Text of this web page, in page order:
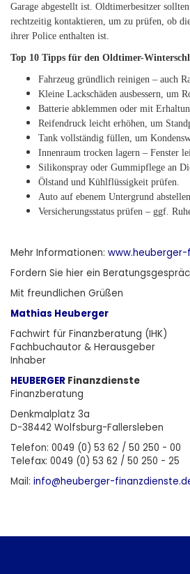
Garage abgestellt ist. Oldtimerbesitzer
rechtzeitig kontaktieren, um zu prüfen, ob
ihrer Police enthalten ist.
Top 10 Tipps für den Oldtimer-
Fahrzeug gründlich reinigen – auch
Kleine Lackschäden ausbessern, um
Batterie abklemmen oder mit
Reifendruck leicht erhöhen, um
Tank vollständig füllen, um
Innenraum trocken lagern – Fenster
Silikonspray oder Gummipflege an
Ölstand und Kühlflüssigkeit prüfen.
Auto auf ebenem Untergrund
Versicherungsstatus prüfen – ggf.
Mehr Informationen:
Fordern Sie hier ein
Mit freundlichen Grüßen
Mathias Heuberger
Fachwirt für Finanzberatung (IHK)
Fachbuchautor & Herausgeber
Inhaber
HEUBERGER Finanzdienste
Finanzberatung
Denkmalplatz 3a
D-38442 Wolfsburg-Fallersleben
Telefon: 0049 (0) 53 62 / 50 250 - 00
Telefax: 0049 (0) 53 62 / 50 250 - 25
Mail: info@heuberger-